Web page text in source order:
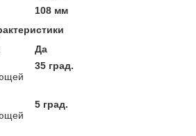
108 мм
Да
35 град.
5 град.